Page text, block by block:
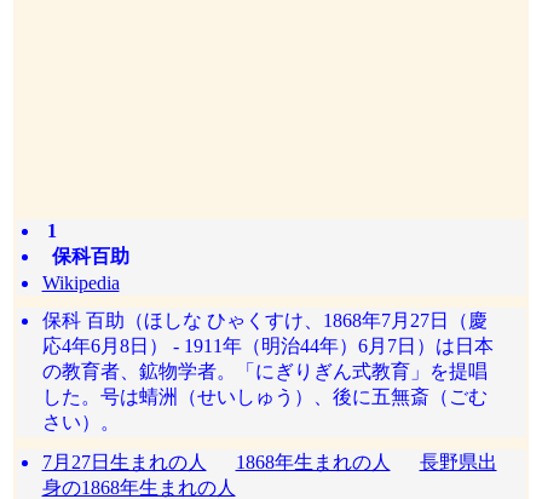
1
保科百助
Wikipedia
保科 百助（ほしな ひゃくすけ、1868年7月27日（慶
応4年6月8日） - 1911年（明治44年）6月7日）は日本
の教育者、鉱物学者。「にぎりぎん式教育」を提唱
した。号は蜻洲（せいしゅう）、後に五無斎（ごむ
さい）。
7月27日生まれの人
1868年生まれの人
長野県出
身の1868年生まれの人